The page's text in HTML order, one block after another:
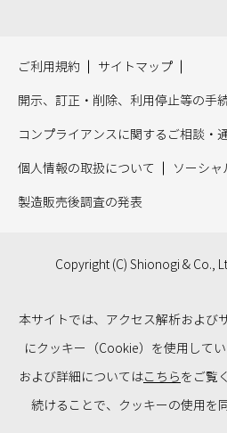
ご利用規約 サイトマップ
開示、訂正・削除、利用停止等の手
コンプライアンスに関するご相談・
個人情報の取扱について ソーシャ
製造販売後調査の発表
Copyright (C) Shionogi & Co.,
本サイトでは、アクセス解析および
にクッキー（Cookie）を使用して
および詳細についてはこちらをご覧
続けることで、クッキーの使用を